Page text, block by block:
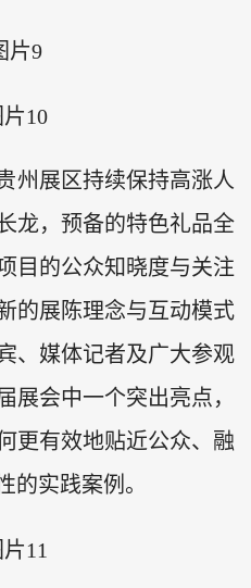
州展区持续保持高涨人
龙，预备的特色礼品全
目的公众知晓度与关注
的展陈理念与互动模式
、媒体记者及广大参观
展会中一个突出亮点，
更有效地贴近公众、融
的实践案例。